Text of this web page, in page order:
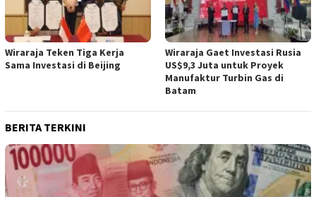
Wiraraja Teken Tiga Kerja
Sama Investasi di Beijing
Wiraraja Gaet Investasi Rusia
US$9,3 Juta untuk Proyek
Manufaktur Turbin Gas di
Batam
BERITA TERKINI